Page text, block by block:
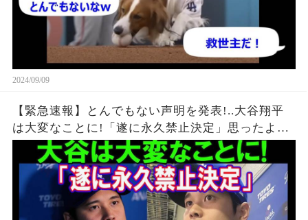
2024/09/09
【緊急速報】とんでもない声明を発表!..大谷翔平
は大変なことに!「遂に永久禁止決定」思ったより
深刻でした!..真実を知ったファンが大激怒!!..汚い
要求が暴露....